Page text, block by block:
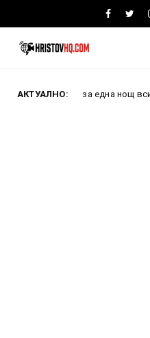
АКТУАЛНО:
за една нощ всичко се